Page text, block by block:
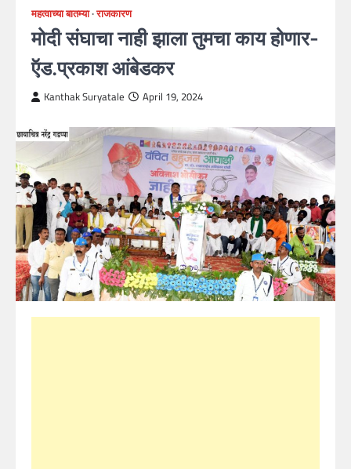
महत्वाच्या बातम्या राजकारण
मोदी संघाचा नाही झाला तुमचा काय होणार-
ऍड.प्रकाश आंबेडकर
Kanthak Suryatale April 19, 2024